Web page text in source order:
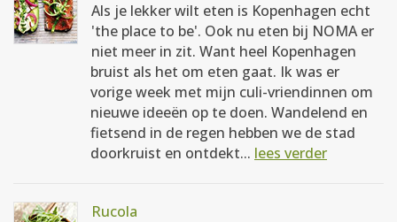
Als je lekker wilt eten is Kopenhagen echt
'the place to be'. Ook nu eten bij NOMA er
niet meer in zit. Want heel Kopenhagen
bruist als het om eten gaat. Ik was er
vorige week met mijn culi-vriendinnen om
nieuwe ideeën op te doen. Wandelend en
fietsend in de regen hebben we de stad
doorkruist en ontdekt... lees verder
Rucola